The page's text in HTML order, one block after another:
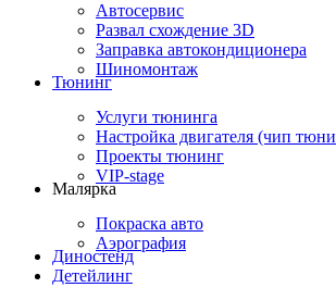
Автосервис
Развал схождение 3D
Заправка автокондиционера
Шиномонтаж
Тюнинг
Услуги тюнинга
Настройка двигателя (чип
Проекты тюнинг
VIP-stage
Малярка
Покраска авто
Аэрография
Диностенд
Детейлинг